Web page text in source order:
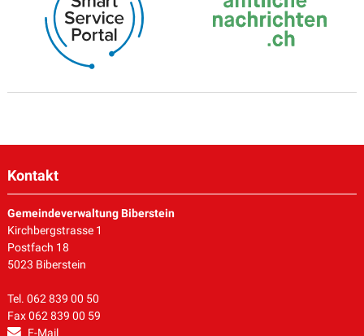
Kontakt
Gemeindeverwaltung Biberstein
Kirchbergstrasse 1
Postfach 18
5023 Biberstein
Tel. 062 839 00 50
Fax 062 839 00 59
E-Mail